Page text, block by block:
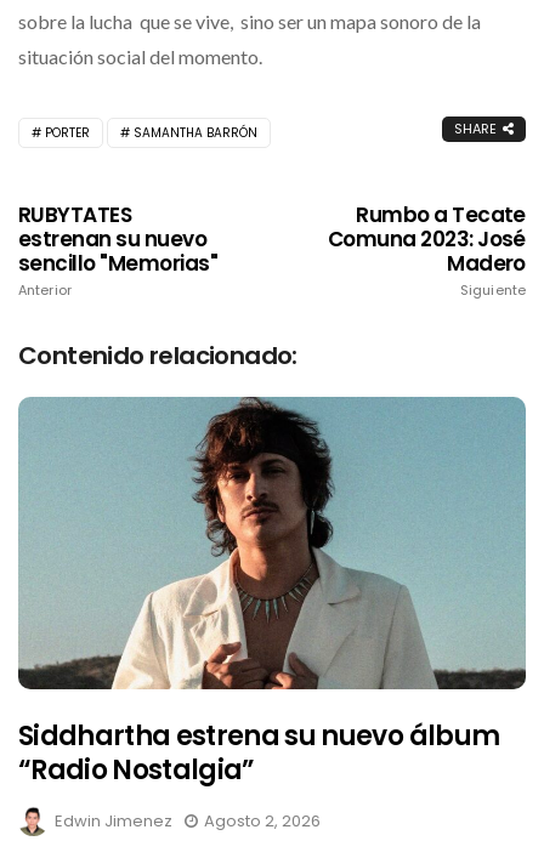
sobre la lucha que se vive, sino ser un mapa sonoro de la
situación social del momento.
PORTER SAMANTHA BARRÓN SHARE
RUBYTATES
estrenan su nuevo
sencillo "Memorias"
Anterior
Rumbo a Tecate
Comuna 2023: José
Madero
Siguiente
Contenido relacionado:
Siddhartha estrena su nuevo álbum
“Radio Nostalgia”
Edwin Jimenez Agosto 2, 2026